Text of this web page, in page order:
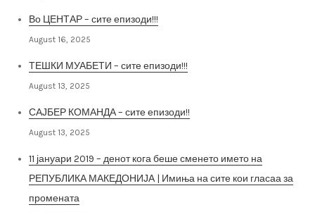
Во ЦЕНТАР – сите епизоди!!!
August 16, 2025
ТЕШКИ МУАБЕТИ – сите епизоди!!!
August 13, 2025
САЈБЕР КОМАНДА – сите епизоди!!
August 13, 2025
11 јануари 2019 – денот кога беше сменето името на
РЕПУБЛИКА МАКЕДОНИЈА | Имиња на сите кои гласаа за
промената